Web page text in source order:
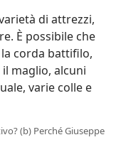
di attrezzi,
È possibile che
corda battifilo,
il maglio, alcuni
varie colle e
(b) Perché Giuseppe